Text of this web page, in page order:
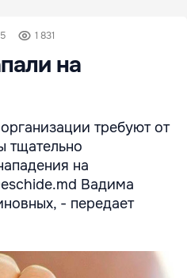
1 831
на
требуют от
тщательно
на
Вадима
- передает